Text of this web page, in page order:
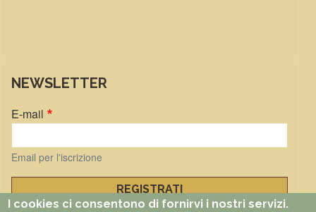
NEWSLETTER
E-mail
Email per l'iscrizione
I cookies ci consentono di fornirvi i nostri servizi.